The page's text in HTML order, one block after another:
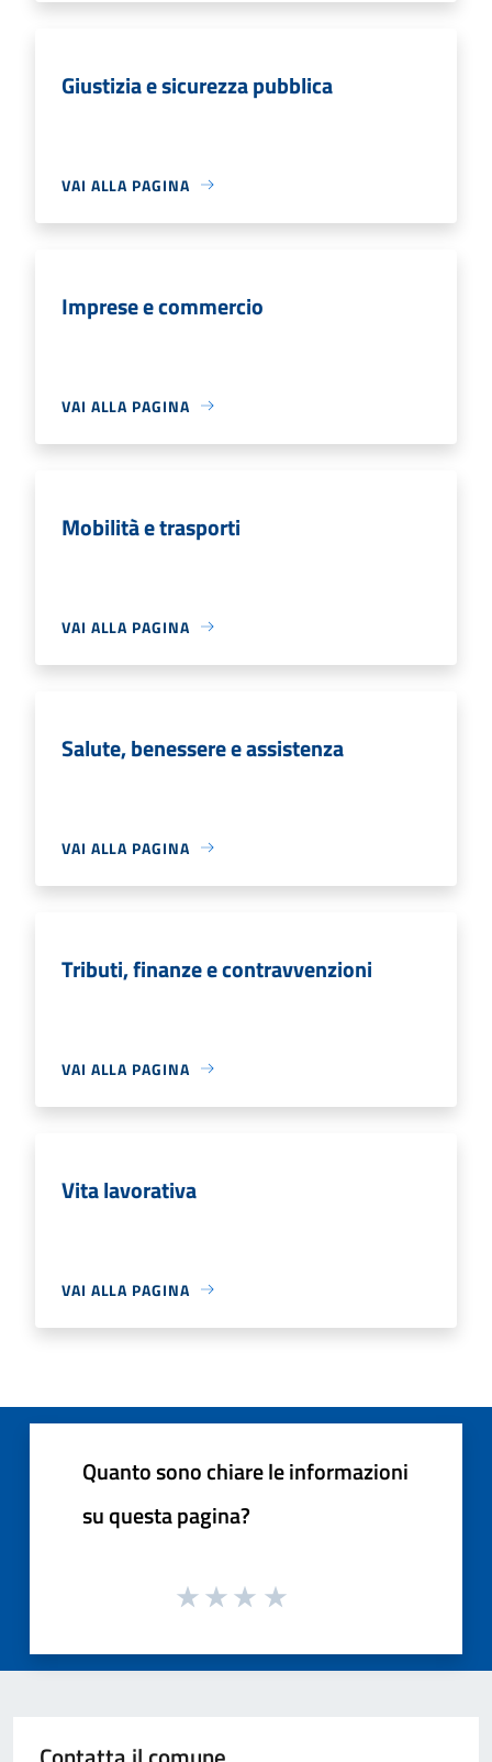
Giustizia e sicurezza pubblica
VAI ALLA PAGINA
Imprese e commercio
VAI ALLA PAGINA
Mobilità e trasporti
VAI ALLA PAGINA
Salute, benessere e assistenza
VAI ALLA PAGINA
Tributi, finanze e contravvenzioni
VAI ALLA PAGINA
Vita lavorativa
VAI ALLA PAGINA
Quanto sono chiare le informazioni
su questa pagina?